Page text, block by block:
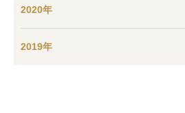
2020年
2019年